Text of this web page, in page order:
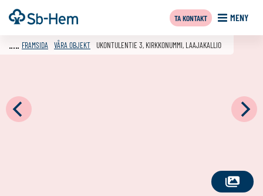
Till
innehållet
Framsida MENY
TA KONTAKT
SE
FRAMSIDA VÅRA OBJEKT UKONTULENTIE 3, KIRKKONUMMI, LAAJAKALLIO